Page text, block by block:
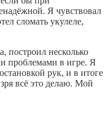
Я чувствовал
сломать укулеле,
построил несколько
проблемами в игре. Я
рук, и в итоге
всё это делаю. Мой